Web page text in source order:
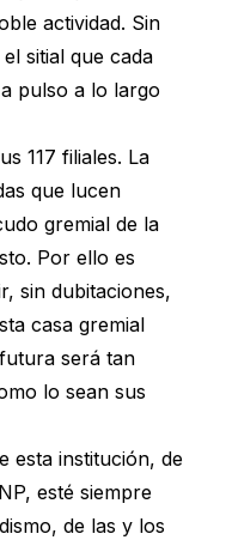
actividad. Sin
sitial que cada
pulso a lo largo
117 filiales. La
que lucen
gremial de la
Por ello es
sin dubitaciones,
casa gremial
será tan
lo sean sus
esta institución, de
esté siempre
de las y los